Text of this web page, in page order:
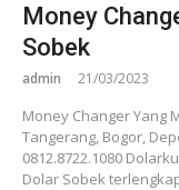
Money
Sobek
admin 21/03/2023
Money Changer Yang
Tangerang, Bogor,
0812.8722.1080
Dolar Sobek